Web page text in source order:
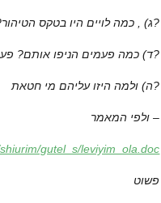
ג) , כמה לויים היו בטקס הטיהור? מגיל חודש? 25? או 30? ומה עם אלה מעל גיל 50?
ד) כמה פעמים הניפו אותם? פעם או פעמיים? כמה זמן (ימים?) לוקח להניף 8,500 עד 23,000 לויים?
ה) ולמה היזו עליהם מי חטאת?
ולפי המאמר –
gutel_s/leviyim_ola.doc
פשוט